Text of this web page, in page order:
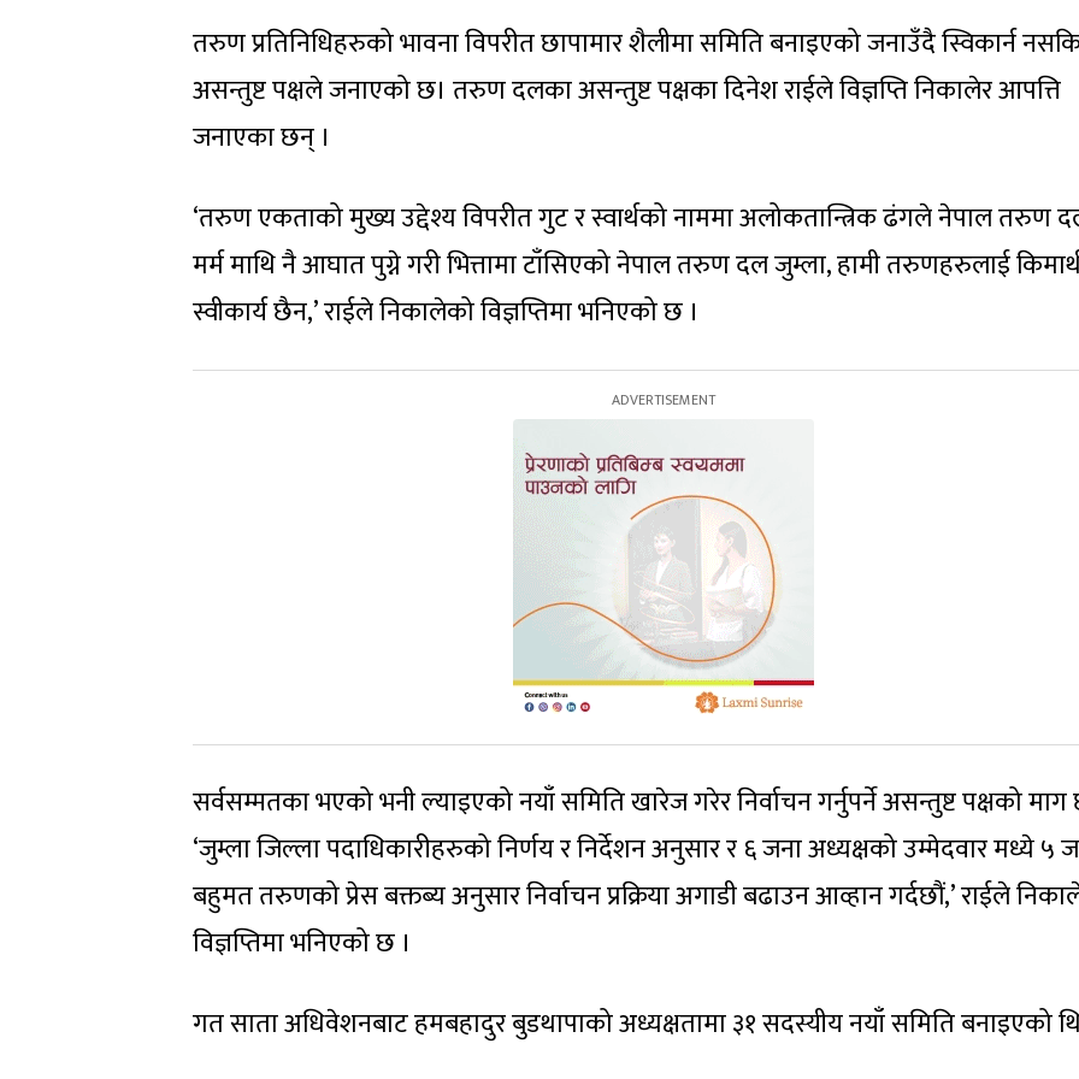
तरुण प्रतिनिधिहरुको भावना विपरीत छापामार शैलीमा समिति बनाइएको जनाउँदै स्विकार्न
असन्तुष्ट पक्षले जनाएको छ। तरुण दलका असन्तुष्ट पक्षका दिनेश राईले विज्ञप्ति निकालेर आपत्ति
जनाएका छन् ।
‘तरुण एकताको मुख्य उद्देश्य विपरीत गुट र स्वार्थको नाममा अलोकतान्त्रिक ढंगले नेपाल तरुण
मर्म माथि नै आघात पुग्ने गरी भित्तामा टाँसिएको नेपाल तरुण दल जुम्ला, हामी तरुणहरुलाई
स्वीकार्य छैन,’ राईले निकालेको विज्ञप्तिमा भनिएको छ ।
सर्वसम्मतका भएको भनी ल्याइएको नयाँ समिति खारेज गरेर निर्वाचन गर्नुपर्ने असन्तुष्ट पक्षको माग
‘जुम्ला जिल्ला पदाधिकारीहरुको निर्णय र निर्देशन अनुसार र ६ जना अध्यक्षको उम्मेदवार मध्ये ५
बहुमत तरुणको प्रेस बक्तब्य अनुसार निर्वाचन प्रक्रिया अगाडी बढाउन आव्हान गर्दछौं,’ राईले
विज्ञप्तिमा भनिएको छ ।
गत साता अधिवेशनबाट हमबहादुर बुडथापाको अध्यक्षतामा ३१ सदस्यीय नयाँ समिति बनाइएको